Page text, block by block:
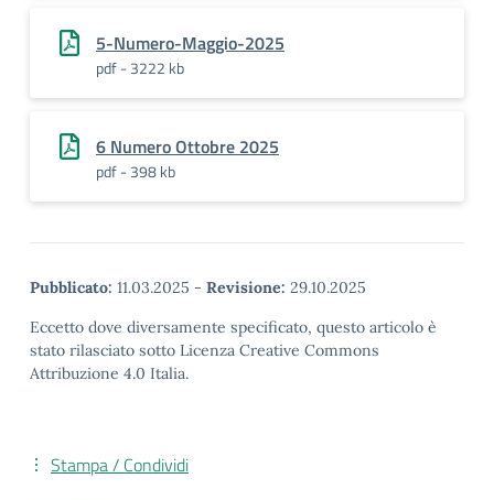
5-Numero-Maggio-2025
pdf - 3222 kb
6 Numero Ottobre 2025
pdf - 398 kb
Pubblicato: 11.03.2025 - Revisione: 29.10.2025
Eccetto dove diversamente specificato, questo articolo è
stato rilasciato sotto Licenza Creative Commons
Attribuzione 4.0 Italia.
Stampa / Condividi